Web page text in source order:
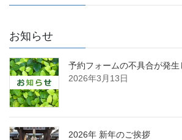
お知らせ
予約フォームの不具合が発生
2026年3月13日
2026年 新年のご挨拶